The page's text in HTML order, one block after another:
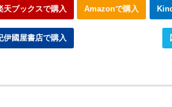
天ブックスで購入 Amazonで購入
伊國屋書店で購入